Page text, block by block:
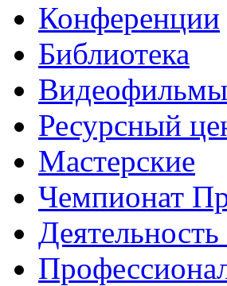
Конференции
Библиотека
Ресурсный
Мастерские
Чемпионат